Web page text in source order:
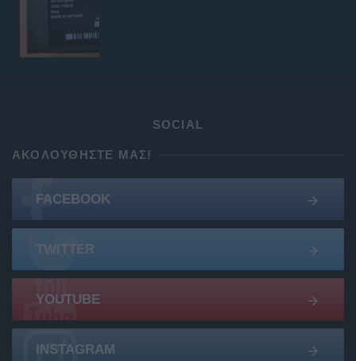
SOCIAL
ΑΚΟΛΟΥΘΉΣΤΕ ΜΑΣ!
FACEBOOK
TWITTER
YOUTUBE
INSTAGRAM